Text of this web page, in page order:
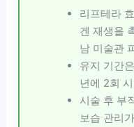
리프테라
겐 재생을
남 미술관
유지 기간
년에 2회
시술 후 부
보습 관리